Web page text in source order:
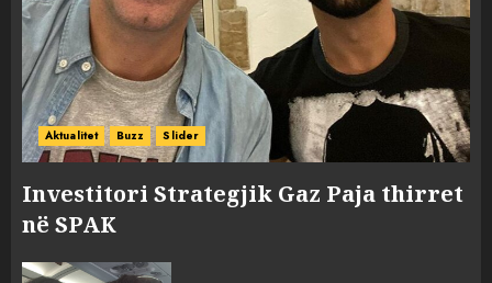
Aktualitet Buzz Slider
Investitori Strategjik Gaz Paja thirret
në SPAK